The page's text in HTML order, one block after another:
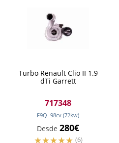
Turbo Renault Clio II 1.9
dTi Garrett
717348
F9Q 98cv (72kw)
Desde 280€
(6)